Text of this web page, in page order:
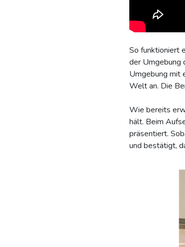
So funktioniert
der Umgebung
Umgebung mit
Welt an. Die
Wie bereits
hält. Beim
präsentiert.
und bestätigt,